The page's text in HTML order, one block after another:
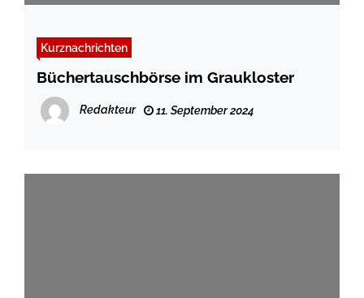
Kurznachrichten
Büchertauschbörse im Graukloster
Redakteur 11. September 2024